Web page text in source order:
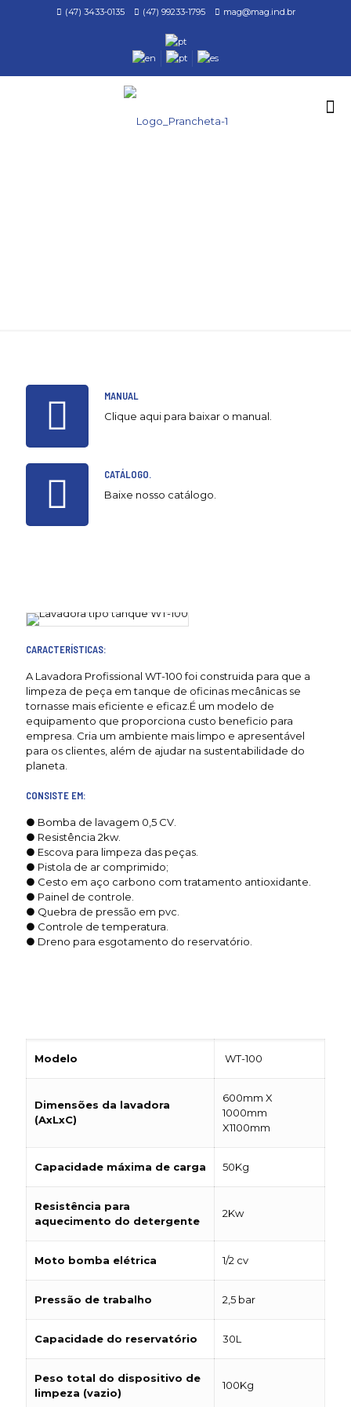
(47) 3433-0135 (47) 99233-1795 mag@mag.ind.br
MANUAL
Clique aqui para baixar o manual.
CATÁLOGO.
Baixe nosso catálogo.
CARACTERÍSTICAS:
A Lavadora Profissional WT-100 foi construida para que a
limpeza de peça em tanque de oficinas mecânicas se
tornasse mais eficiente e eficaz.É um modelo de
equipamento que proporciona custo beneficio para
empresa. Cria um ambiente mais limpo e apresentável
para os clientes, além de ajudar na sustentabilidade do
planeta.
CONSISTE EM:
● Bomba de lavagem 0,5 CV.
● Resistência 2kw.
● Escova para limpeza das peças.
● Pistola de ar comprimido;
● Cesto em aço carbono com tratamento antioxidante.
● Painel de controle.
● Quebra de pressão em pvc.
● Controle de temperatura.
● Dreno para esgotamento do reservatório.
Modelo WT-100
Dimensões da lavadora
(AxLxC)
600mm X
1000mm
X1100mm
Capacidade máxima de carga 50Kg
Resistência para
aquecimento do detergente
2Kw
Moto bomba elétrica 1/2 cv
Pressão de trabalho 2,5 bar
Capacidade do reservatório 30L
Peso total do dispositivo de
limpeza (vazio)
100Kg